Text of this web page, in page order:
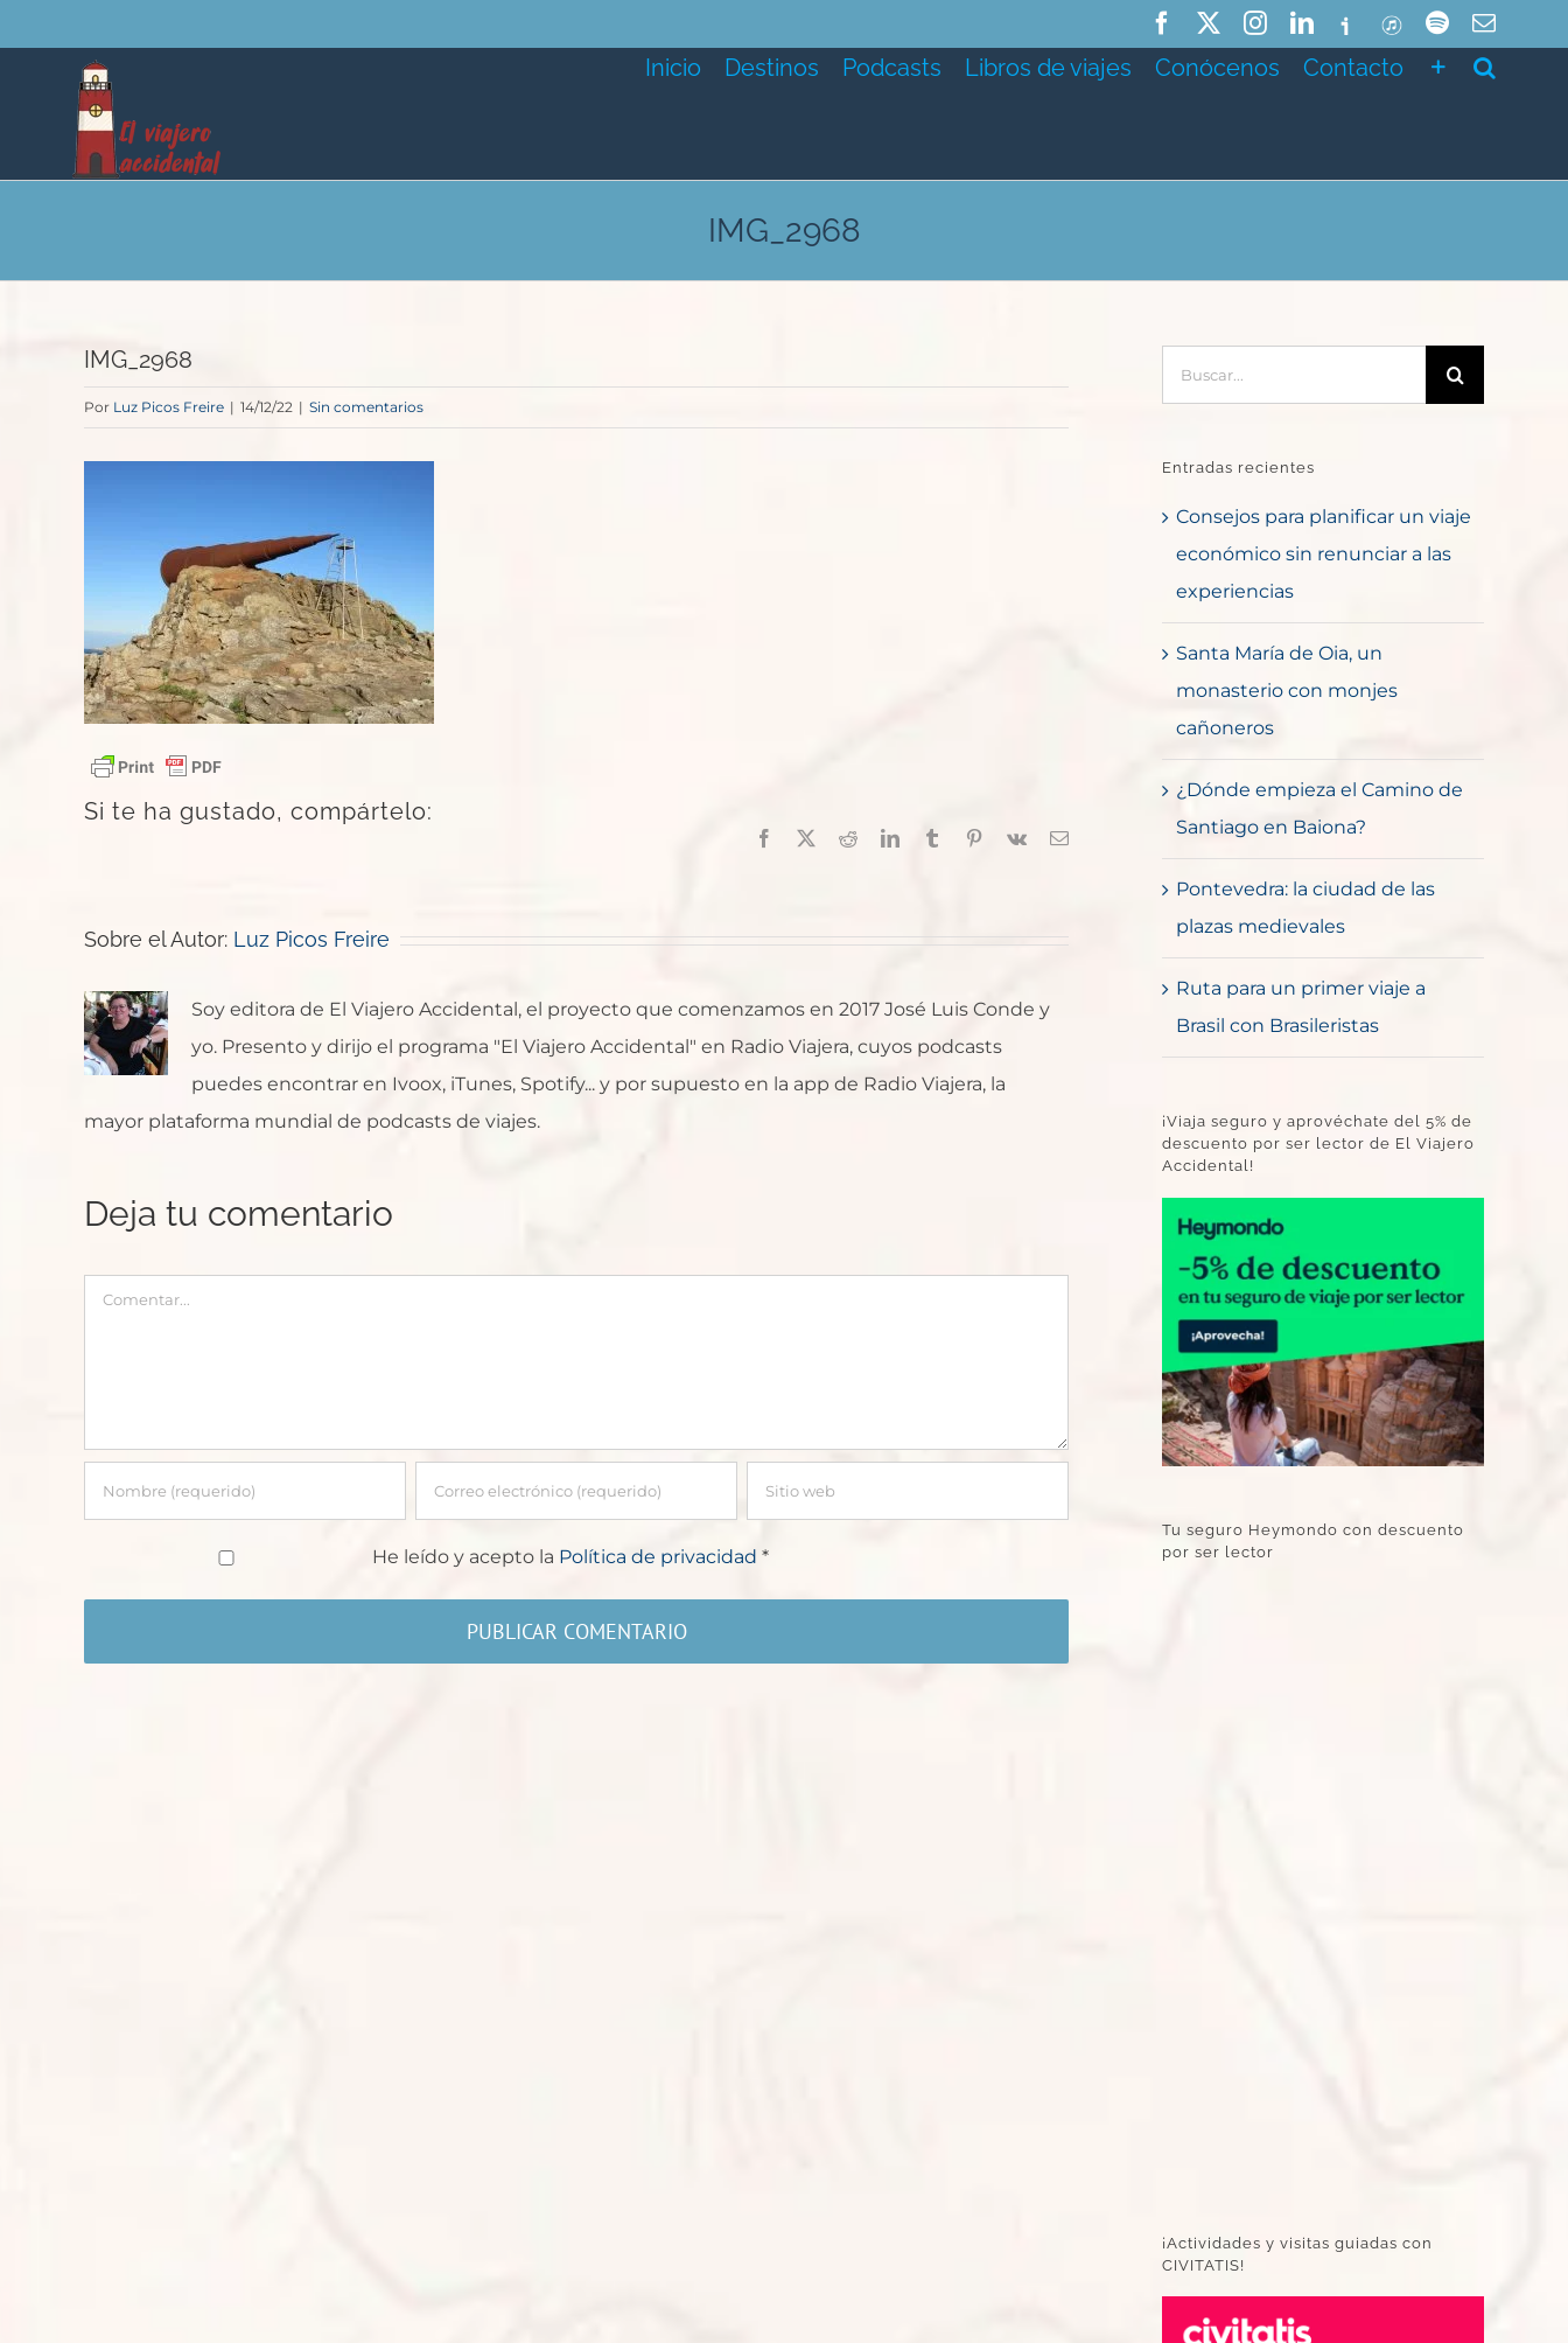
al
contenido
FacebookInstagramLinkedIn
IvooxITunesSpotifyCorreo
Inicio Destinos Podcasts Libros de viajes Conócenos Contacto
IMG_2968
IMG_2968
Por Luz Picos Freire | 14/12/22 | Sin comentarios
Si te ha gustado, compártelo:
Facebook RedditLinkedInTumblr Pinterest
Vk
Correo
Sobre el Autor: Luz Picos Freire
Soy editora de El Viajero Accidental, el proyecto que comenzamos en 2017 José Luis Conde y
yo. Presento y dirijo el programa "El Viajero Accidental" en Radio Viajera, cuyos podcasts
puedes encontrar en Ivoox, iTunes, Spotify... y por supuesto en la app de Radio Viajera, la
mayor plataforma mundial de podcasts de viajes.
Deja tu comentario
Comentar
He leído y acepto la Política de privacidad*
Entradas recientes
Consejos para planificar un viaje
económico sin renunciar a las
experiencias
Santa María de Oia, un
monasterio con monjes
cañoneros
¿Dónde empieza el Camino de
Santiago en Baiona?
Pontevedra: la ciudad de las
plazas medievales
Ruta para un primer viaje a
Brasil con Brasileristas
¡Viaja seguro y aprovéchate del 5% de
descuento por ser lector de El Viajero
Accidental!
Tu seguro Heymondo con descuento
por ser lector
¡Actividades y visitas guiadas con
CIVITATIS!